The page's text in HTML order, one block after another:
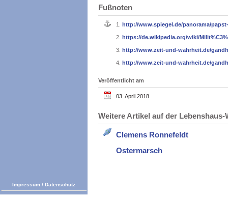
Fußnoten
1. http://www.spiegel.de/panorama/
2. https://de.wikipedia.org/wiki/
3. http://www.zeit-und-wahrheit.de/
4. http://www.zeit-und-wahrheit.de/
Veröffentlicht am
03. April 2018
Weitere Artikel auf der
Clemens Ronnefeldt
Ostermarsch
Impressum / Datenschutz